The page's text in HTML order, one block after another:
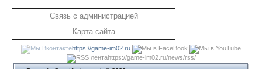
Связь с администрацией
Карта сайта
https://game-im02.ru
https://game-im02.ru/news/rss/